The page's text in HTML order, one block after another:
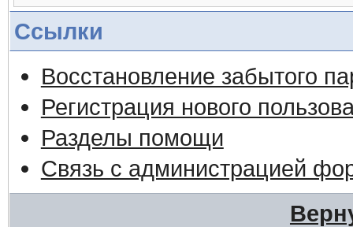
Ссылки
Восстановление забытого
Регистрация нового
Разделы помощи
Связь с администрацией